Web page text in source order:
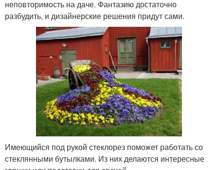
неповторимость на даче. Фантазию достаточно
разбудить, и дизайнерские решения придут сами.
Имеющийся под рукой стеклорез поможет работать со
стеклянными бутылками. Из них делаются интересные